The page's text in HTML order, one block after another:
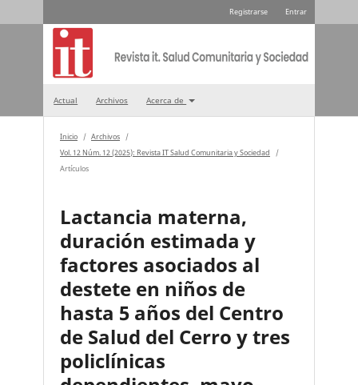
Actual Archivos Acerca de
Registrarse Entrar
Inicio / Archivos
/
Vol. 12 Núm. 12 (2025): Revista IT Salud Comunitaria y Sociedad
/
Artículos
Lactancia materna,
duración estimada y
factores asociados al
destete en niños de
hasta 5 años del Centro
de Salud del Cerro y tres
policlínicas